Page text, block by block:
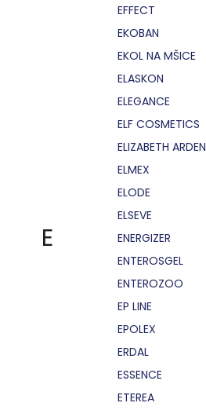
E
EFFECT
EKOBAN
EKOL NA MŠICE
ELASKON
ELEGANCE
ELF COSMETICS
ELIZABETH ARDEN
ELMEX
ELODE
ELSEVE
ENERGIZER
ENTEROSGEL
ENTEROZOO
EP LINE
EPOLEX
ERDAL
ESSENCE
ETEREA